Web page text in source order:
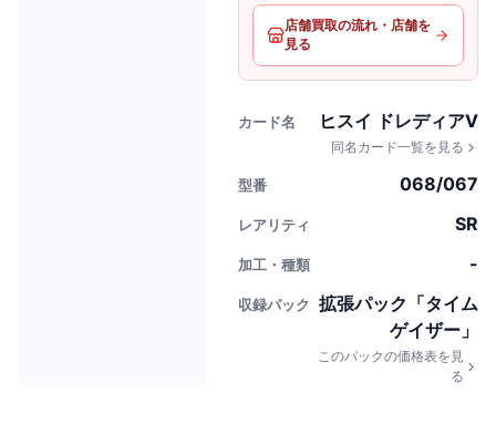
店舗買取の流れ・店舗を
見る
カード名 ヒスイ ドレディアV
同名カード一覧を見る
型番 068/067
レアリティ SR
加工・種類 -
収録パック
拡張パック「タイム
ゲイザー」
このパックの価格表を見
る